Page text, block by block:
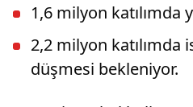
1,6 milyon katılımda
2,2 milyon katılımda
düşmesi bekleniyor.